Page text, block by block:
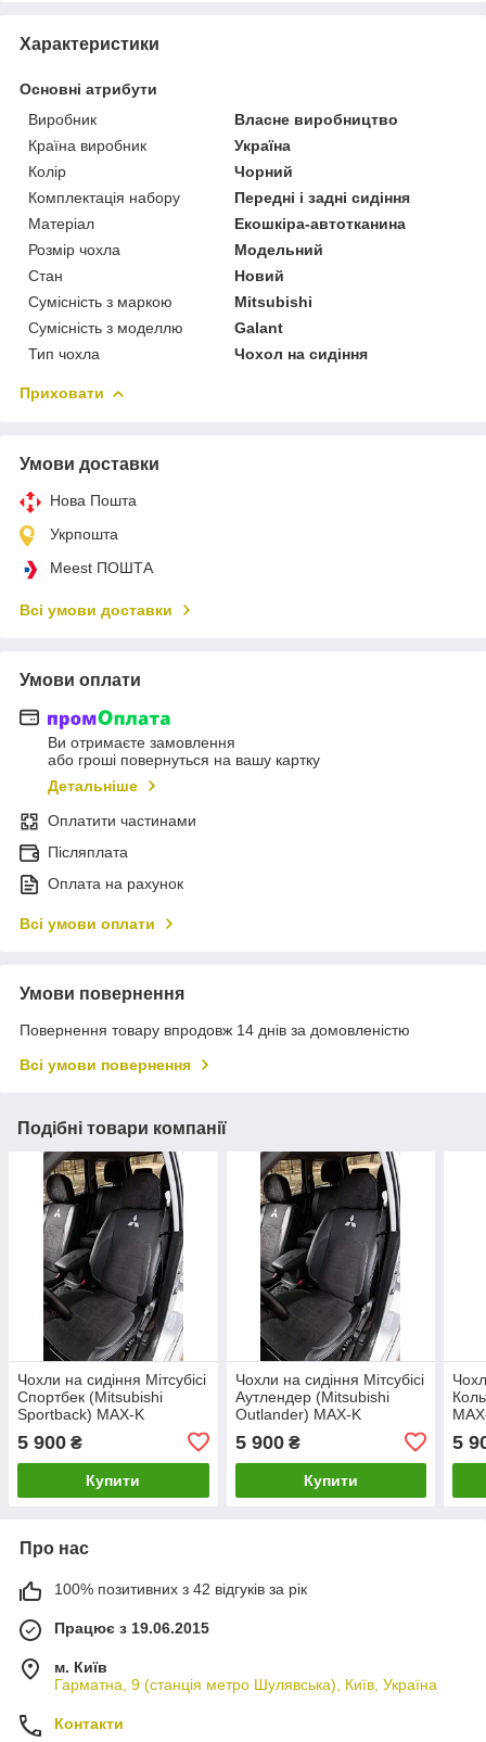
Характеристики
Основні атрибути
Виробник
Власне виробництво
Країна виробник
Україна
Колір
Чорний
Комплектація набору
Передні і задні сидіння
Матеріал
Екошкіра-автотканина
Розмір чохла
Модельний
Стан
Новий
Сумісність з маркою
Mitsubishi
Сумісність з моделлю
Galant
Тип чохла
Чохол на сидіння
Приховати
Умови доставки
Нова Пошта
Укрпошта
Meest ПОШТА
Всі умови доставки
Умови оплати
Ви отримаєте замовлення
або гроші повернуться на вашу картку
Детальніше
Оплатити частинами
Післяплата
Оплата на рахунок
Всі умови оплати
Умови повернення
Повернення товару впродовж 14 днів за домовленістю
Всі умови повернення
Подібні товари компанії
Чохли на сидіння Мітсубісі
Спортбек (Mitsubishi
Sportback) MAX-K
алькантара
5 900 ₴
Купити
Чохли на сидіння Мітсубісі
Аутлендер (Mitsubishi
Outlander) MAX-K
алькантара
5 900₴
Купити
5
Про нас
100% позитивних з 42 відгуків за рік
Працює з 19.06.2015
м. Київ
Гарматна, 9 (станція метро Шулявська), Київ, Україна
Контакти